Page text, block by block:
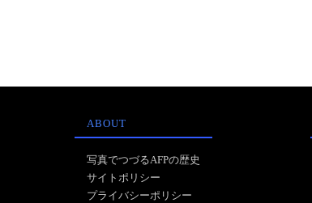
ABOUT
写真でつづるAFPの歴史
サイトポリシー
プライバシーポリシー